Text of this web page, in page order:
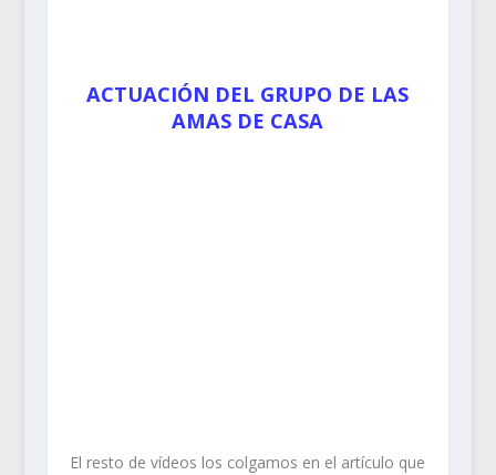
ACTUACIÓN DEL GRUPO DE LAS
AMAS DE CASA
El resto de vídeos los colgamos en el artículo que